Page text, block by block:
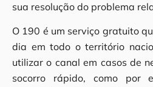
sua resolução do problema
O 190 é um serviço gratuito
dia em todo o território
utilizar o canal em casos de
socorro rápido, como por